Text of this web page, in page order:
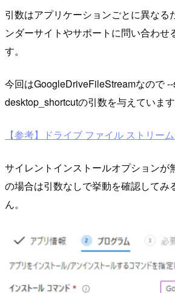
引数はアプリケーションごとに異なる
ンダーサイトやサポートに問い合わせ
す。
今回はGoogleDriveFileStreamなので --
desktop_shortcutの引数を与えています
【参考】ドライブ ファイル ストリー
サイレントインストールオプションが
の場合は引数なしで挙動を確認してみ
ん。